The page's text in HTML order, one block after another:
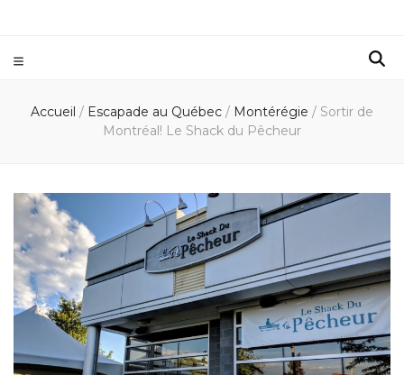
Accueil / Escapade au Québec / Montérégie / Sortir de
Montréal! Le Shack du Pêcheur